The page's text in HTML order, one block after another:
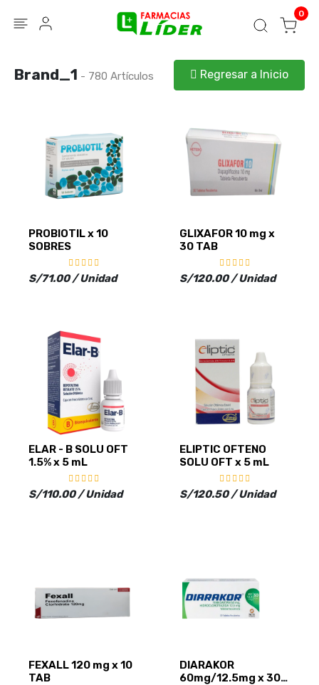
Seguir mi pedido 0
Brand_1 - 780 Artículos Regresar a Inicio
PROBIOTIL x 10
SOBRES
S/71.00 / Unidad
GLIXAFOR 10 mg x
30 TAB
S/120.00 / Unidad
ELAR - B SOLU OFT
1.5% x 5 mL
S/110.00 / Unidad
ELIPTIC OFTENO
SOLU OFT x 5 mL
S/120.50 / Unidad
FEXALL 120 mg x 10
TAB
DIARAKOR
60mg/12.5mg x 30